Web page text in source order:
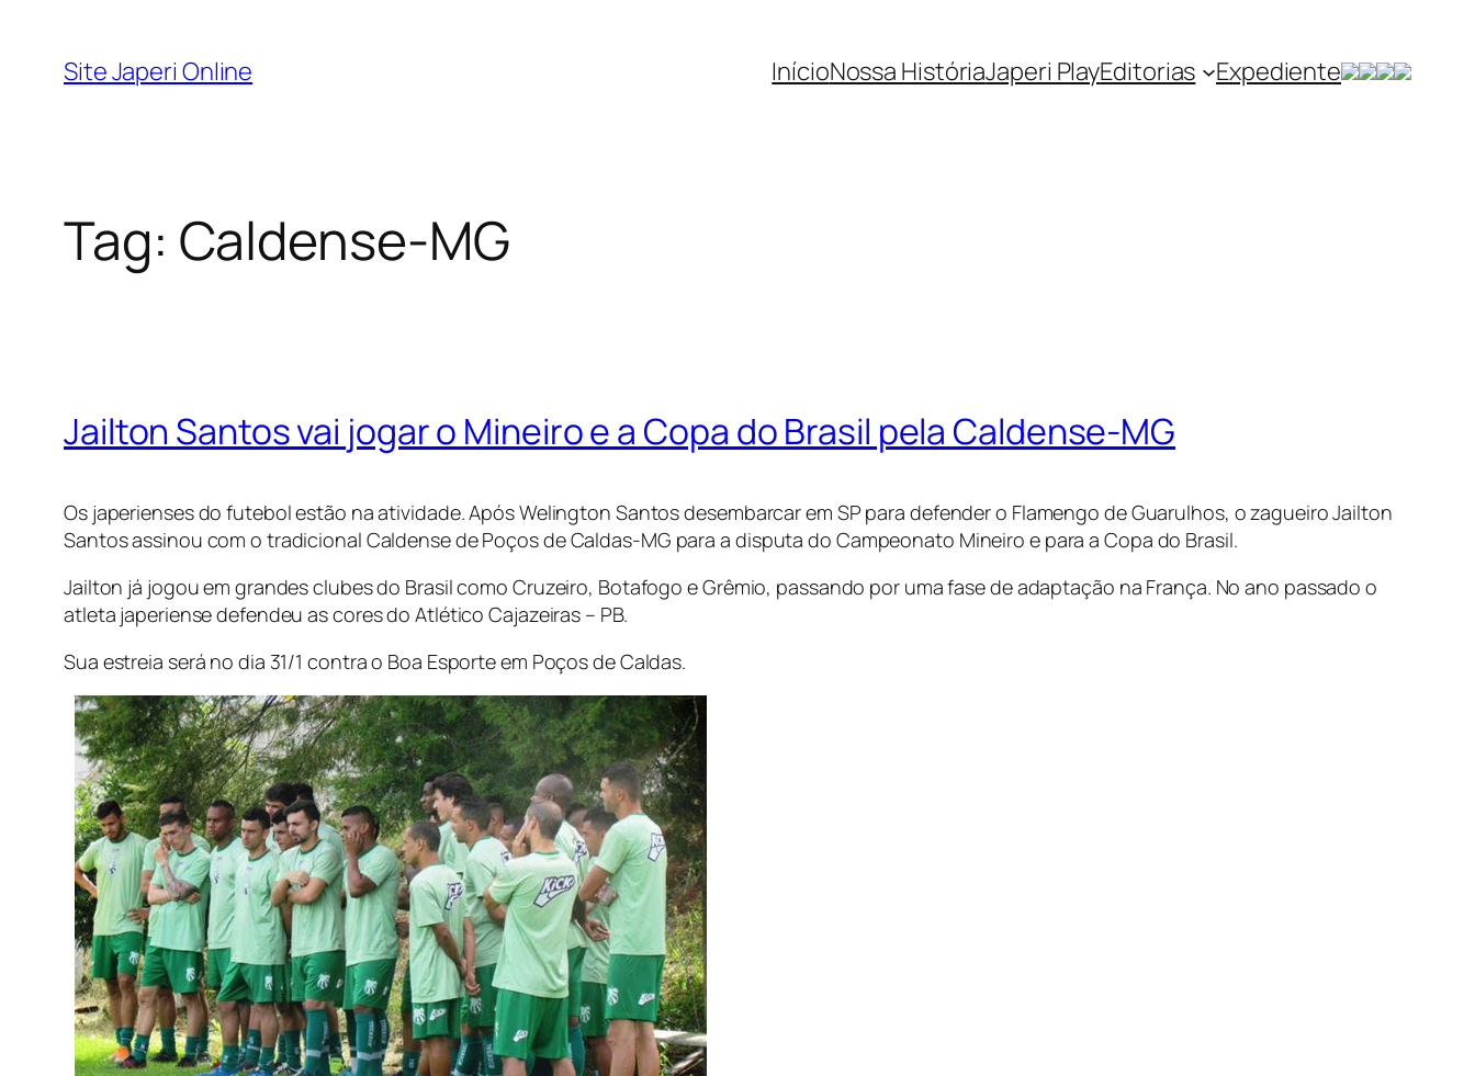
Site Japeri Online InícioNossa HistóriaJaperi PlayEditorias Expediente
Tag: Caldense-MG
Jailton Santos vai jogar o Mineiro e a Copa do Brasil pela Caldense-MG
Os japerienses do futebol estão na atividade. Após Welington Santos desembarcar em SP para defender o Flamengo de Guarulhos, o zagueiro Jailton
Santos assinou com o tradicional Caldense de Poços de Caldas-MG para a disputa do Campeonato Mineiro e para a Copa do Brasil.
Jailton já jogou em grandes clubes do Brasil como Cruzeiro, Botafogo e Grêmio, passando por uma fase de adaptação na França. No ano passado o
atleta japeriense defendeu as cores do Atlético Cajazeiras – PB.
Sua estreia será no dia 31/1 contra o Boa Esporte em Poços de Caldas.